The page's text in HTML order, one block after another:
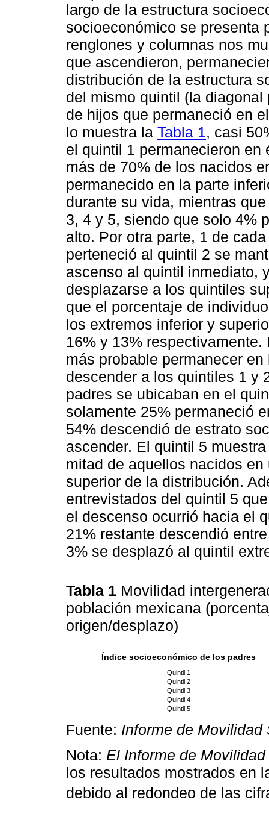
largo de la estructura
socioeconómico se presenta
renglones y columnas nos
que ascendieron,
distribución de la estructura
del mismo quintil (la
de hijos que permaneció en
lo muestra la Tabla 1, casi
el quintil 1 permanecieron
más de 70% de los nacidos
permanecido en la parte
durante su vida, mientras
3, 4 y 5, siendo que solo 4%
alto. Por otra parte, 1 de
perteneció al quintil 2 se
ascenso al quintil inmediato,
desplazarse a los quintiles
que el porcentaje de
los extremos inferior y
16% y 13%
más probable permanecer
descender a los quintiles 1 y
padres se ubicaban en el
solamente 25% permaneció
54% descendió de estrato
ascender. El quintil 5
mitad de aquellos nacidos
superior de la distribución.
entrevistados del quintil 5
el descenso ocurrió hacia el
21% restante descendió
3% se desplazó al quintil
Tabla 1 Movilidad
población mexicana
origen/desplazo)
Índice socioeconómico de los padres
Quintil 1
Quintil 2
Quintil 3
Quintil 4
Quintil 5
Fuente: Informe de Movilidad
Nota: El Informe de
los resultados mostrados en
debido al redondeo de las